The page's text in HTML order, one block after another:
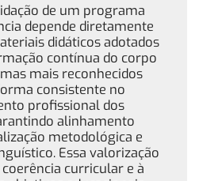
de um programa
depende diretamente
didáticos adotados
contínua do corpo
mais reconhecidos
consistente no
profissional dos
alinhamento
metodológica e
Essa valorização
curricular e à